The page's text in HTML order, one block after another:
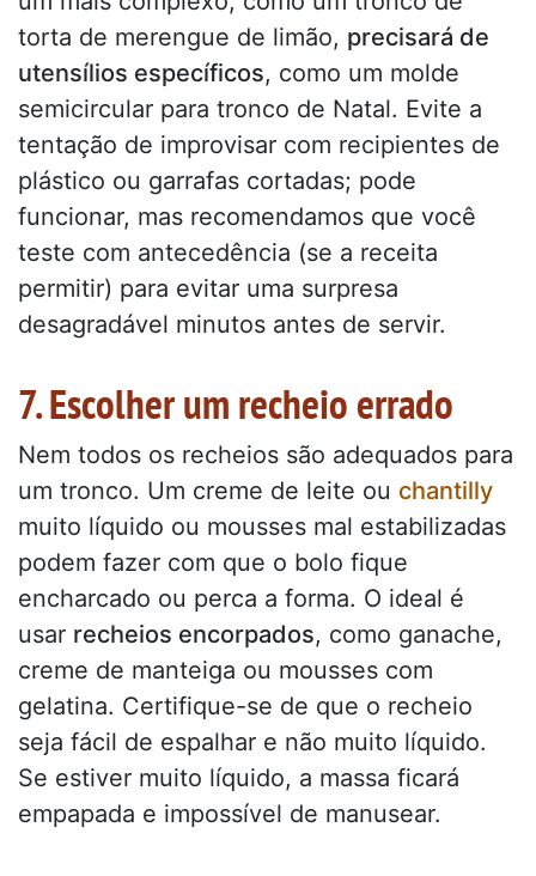
torta de merengue de limão, precisará de
utensílios específicos, como um molde
semicircular para tronco de Natal. Evite a
tentação de improvisar com recipientes de
plástico ou garrafas cortadas; pode
funcionar, mas recomendamos que você
teste com antecedência (se a receita
permitir) para evitar uma surpresa
desagradável minutos antes de servir.
7. Escolher um recheio errado
Nem todos os recheios são adequados para
um tronco. Um creme de leite ou chantilly
muito líquido ou mousses mal estabilizadas
podem fazer com que o bolo fique
encharcado ou perca a forma. O ideal é
usar recheios encorpados, como ganache,
creme de manteiga ou mousses com
gelatina. Certifique-se de que o recheio
seja fácil de espalhar e não muito líquido.
Se estiver muito líquido, a massa ficará
empapada e impossível de manusear.